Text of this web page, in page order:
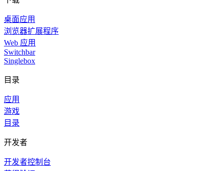
桌面应用
浏览器扩展程序
Web 应用
Switchbar
Singlebox
目录
应用
游戏
目录
开发者
开发者控制台